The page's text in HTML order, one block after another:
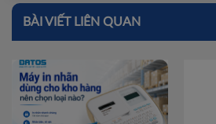
BÀI VIẾT LIÊN QUAN